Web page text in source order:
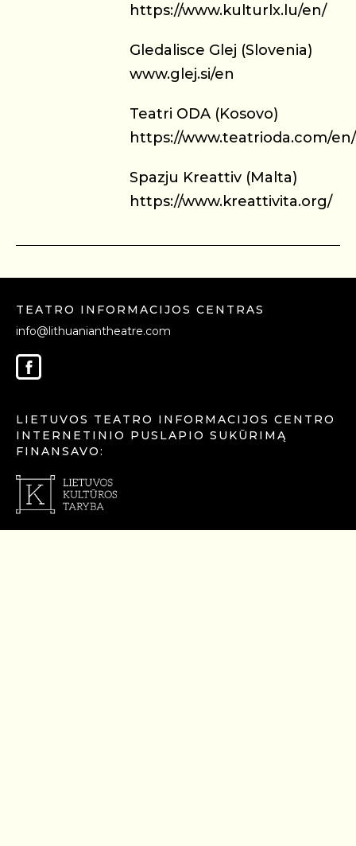
https://www.kulturlx.lu/en/
Gledalisce Glej (Slovenia)
www.glej.si/en
Teatri ODA (Kosovo)
https://www.teatrioda.com/
Spazju Kreattiv (Malta)
https://www.kreattivita.org/
TEATRO INFORMACIJOS CENTRAS
info@lithuaniantheatre.com
LIETUVOS TEATRO INFORMACIJOS CENTRO
INTERNETINIO PUSLAPIO SUKŪRIMĄ
FINANSAVO: